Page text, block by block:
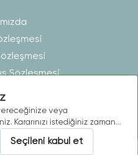
Sözleşmesi
Tüm hakları saklıdır.
veya
Kararınızı istediğiniz zaman
Seçileni kabul et